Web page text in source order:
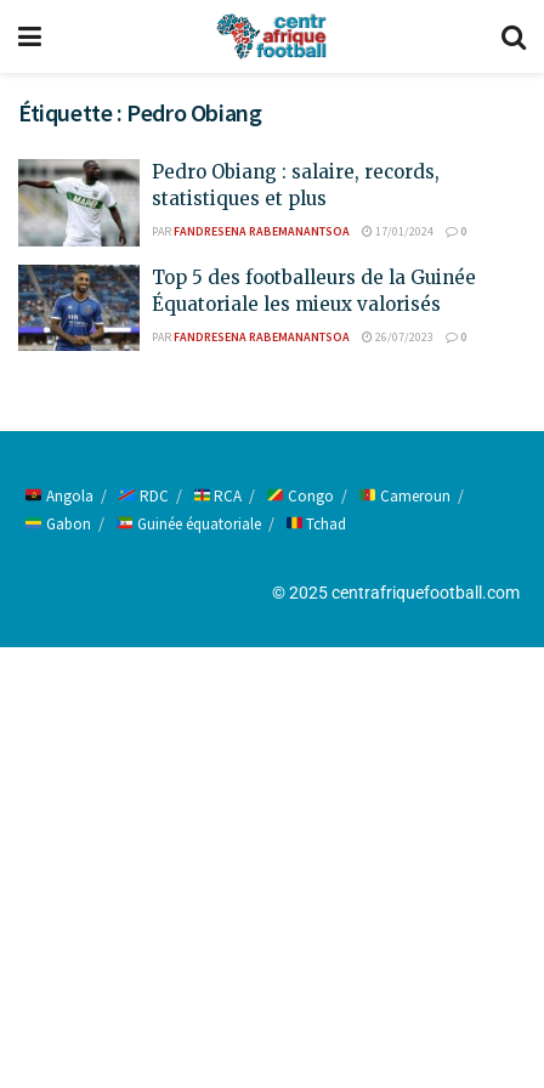
Étiquette : Pedro Obiang
Pedro Obiang : salaire, records,
statistiques et plus
PARFANDRESENA RABEMANANTSOA 17/01/2024 0
Top 5 des footballeurs de la Guinée
Équatoriale les mieux valorisés
PARFANDRESENA RABEMANANTSOA 26/07/2023 0
Angola RDC RCA Congo
Cameroun
Gabon
Guinée équatoriale Tchad
© 2025 centrafriquefootball.com